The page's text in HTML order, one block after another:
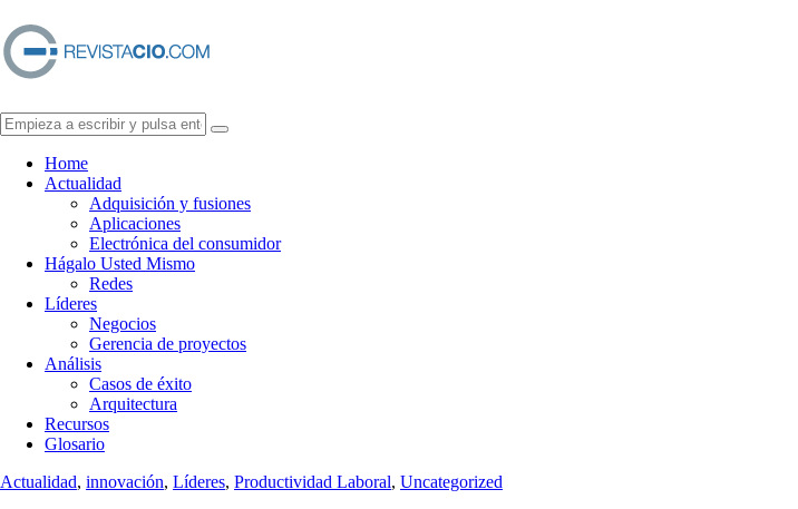
Home
Actualidad
Adquisición y fusiones
Aplicaciones
Electrónica del consumidor
Hágalo Usted Mismo
Redes
Líderes
Negocios
Gerencia de proyectos
Análisis
Casos de éxito
Arquitectura
Recursos
Glosario
Actualidad, innovación, Líderes, Productividad Laboral, Uncategorized